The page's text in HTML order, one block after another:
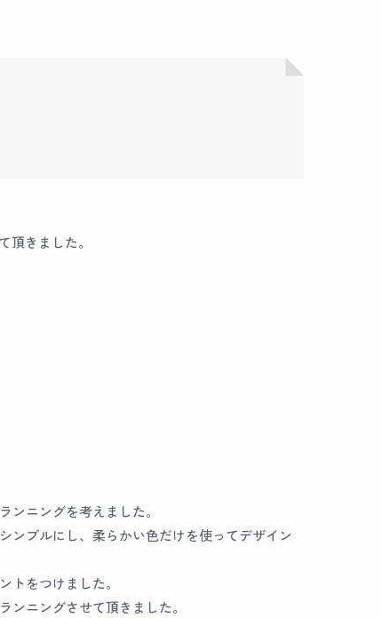
頂きました。
ニングを考えました。
ンプルにし、柔らかい色だけを使ってデザイン
トをつけました。
ニングさせて頂きました。